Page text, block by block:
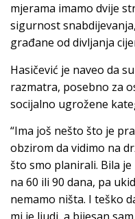
mjerama imamo dvije
sigurnost
građane od divljanja
Hasičević je naveo da
razmatra, posebno za
socijalno ugrožene
“Ima još nešto što je
obzirom da vidimo na
što smo planirali. Bila
na 60 ili 90 dana, pa
nemamo ništa. I teško